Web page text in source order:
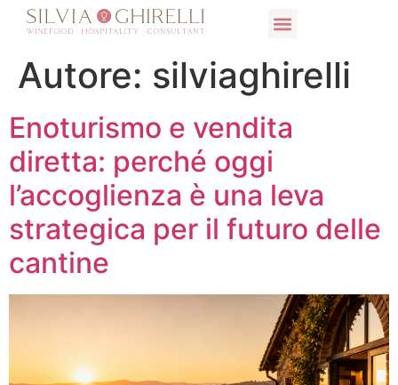
Autore: silviaghirelli
Enoturismo e vendita
diretta: perché oggi
l’accoglienza è una leva
strategica per il futuro delle
cantine